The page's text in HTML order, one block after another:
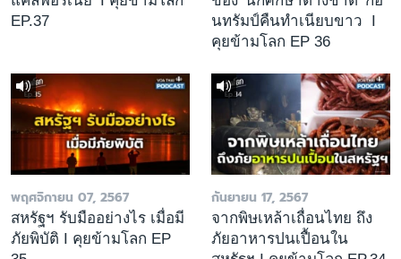
EP.37
นทรัมป์คืนทำเนียบขาว I
คุยข้ามโลก EP 36
พฤศจิกายน 07, 2567
สหรัฐฯ รับมืออย่างไร เมื่อมี
ภัยพิบัติ I คุยข้ามโลก EP
กันยายน 17, 2567
จากพิษเหล้าเถื่อนไทย ถึง
ภัยอาหารปนเปื้อนใน